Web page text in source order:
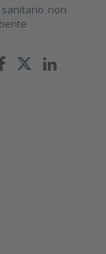
non